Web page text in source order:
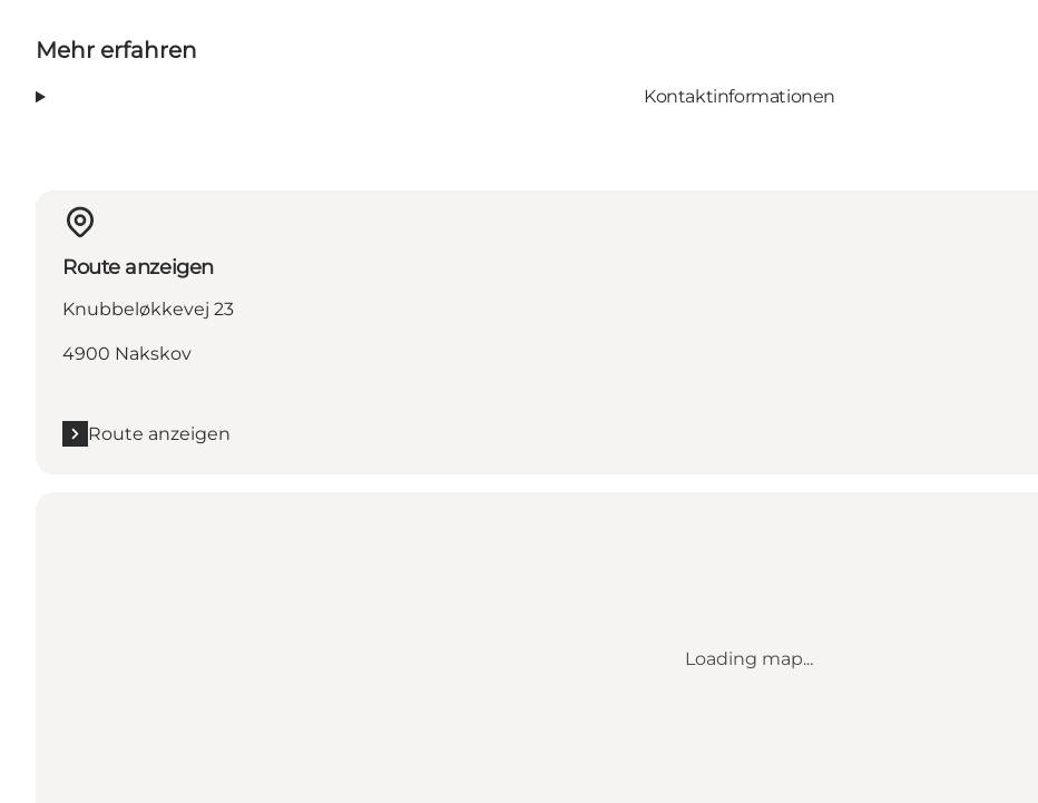
Mehr erfahren
Kontaktinformationen
Route anzeigen
Knubbeløkkevej 23
4900 Nakskov
Route anzeigen
Loading map...